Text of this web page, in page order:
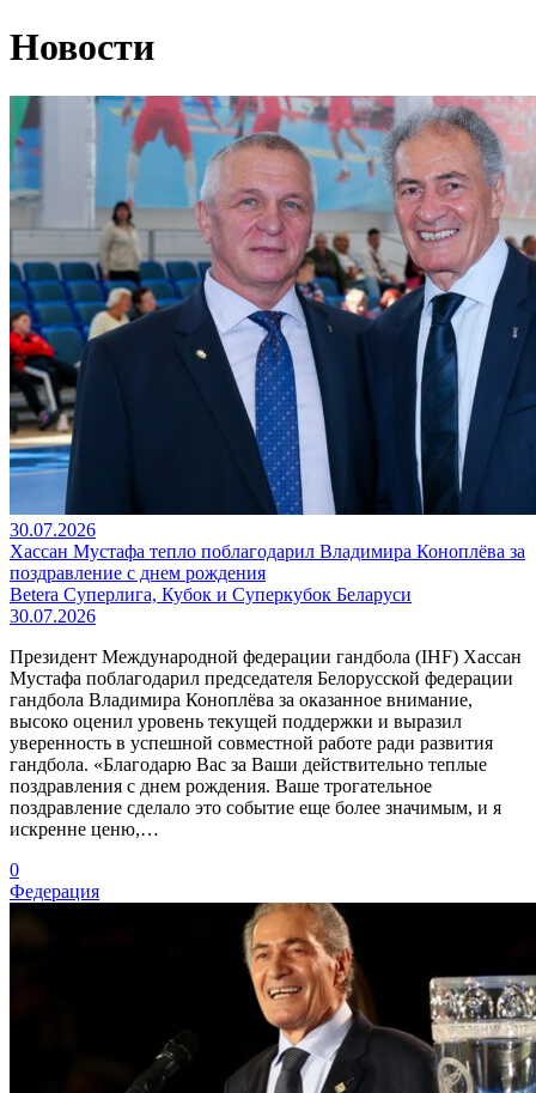
Новости
30.07.2026
Хассан Мустафа тепло поблагодарил Владимира Коноплёва за
поздравление с днем рождения
Betera Суперлига, Кубок и Суперкубок Беларуси
30.07.2026
Президент Международной федерации гандбола (IHF) Хассан
Мустафа поблагодарил председателя Белорусской федерации
гандбола Владимира Коноплёва за оказанное внимание,
высоко оценил уровень текущей поддержки и выразил
уверенность в успешной совместной работе ради развития
гандбола. «Благодарю Вас за Ваши действительно теплые
поздравления с днем рождения. Ваше трогательное
поздравление сделало это событие еще более значимым, и я
искренне ценю,…
0
Федерация